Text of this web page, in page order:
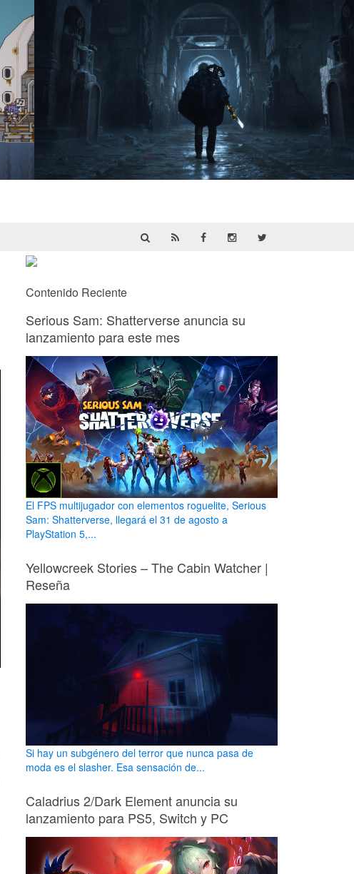
Contenido Reciente
Serious Sam: Shatterverse anuncia su
lanzamiento para este mes
El FPS multijugador con elementos roguelite, Serious
Sam: Shatterverse, llegará el 31 de agosto a
PlayStation 5,...
Yellowcreek Stories – The Cabin Watcher |
Reseña
Si hay un subgénero del terror que nunca pasa de
moda es el slasher. Esa sensación de...
Caladrius 2/Dark Element anuncia su
lanzamiento para PS5, Switch y PC